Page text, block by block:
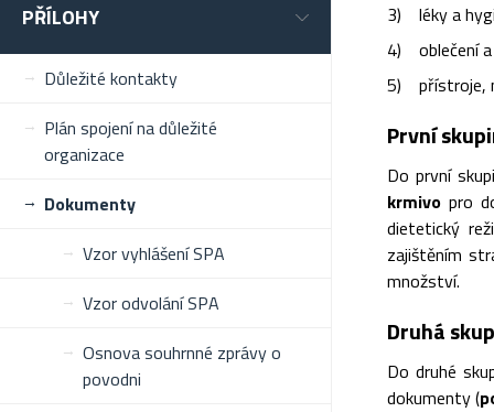
PŘÍLOHY
Důležité kontakty
Plán spojení na důležité
organizace
Dokumenty
Vzor vyhlášení SPA
Vzor odvolání SPA
Osnova souhrnné zprávy o
povodni
3) léky a
4) oblečení a
5) přístroje,
První
Do první
krmivo pro
dietetický
zajištěním
množství.
Druhá
Do druhé
dokumenty (